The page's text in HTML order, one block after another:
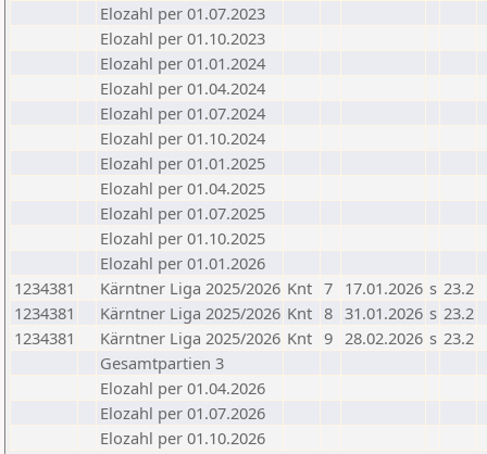
Elozahl per 01.07.2023
Elozahl per 01.10.2023
Elozahl per 01.01.2024
Elozahl per 01.04.2024
Elozahl per 01.07.2024
Elozahl per 01.10.2024
Elozahl per 01.01.2025
Elozahl per 01.04.2025
Elozahl per 01.07.2025
Elozahl per 01.10.2025
Elozahl per 01.01.2026
1234381
Kärntner Liga 2025/2026 Knt 7 17.01.2026 s 23.2
1234381
Kärntner Liga 2025/2026 Knt 8 31.01.2026 s 23.2
1234381
Kärntner Liga 2025/2026 Knt 9 28.02.2026 s 23.2
Gesamtpartien 3
Elozahl per 01.04.2026
Elozahl per 01.07.2026
Elozahl per 01.10.2026